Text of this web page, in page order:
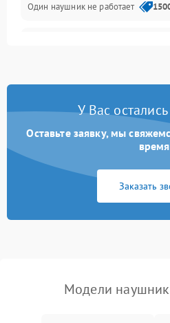
Один наушник не работает
Треск У Вас
Оставьте заявку, мы
время
Заказать
Модели